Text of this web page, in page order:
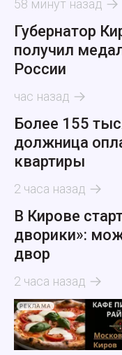
58 минут назад
Губернатор
получил
России
час назад
Более 155
должница
квартиры
2 часа назад
В Кирове
дворики»:
двор
2 часа назад
РЕКЛАМА